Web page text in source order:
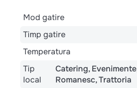
Mod gatire
Timp gatire
Temperatura
Tip
local
Catering Evenimente
Romanesc Trattoria